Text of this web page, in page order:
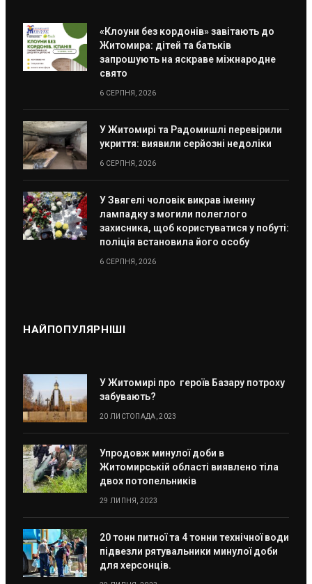
«Клоуни без кордонів» завітають до
Житомира: дітей та батьків
запрошують на яскраве міжнародне
свято
6 СЕРПНЯ, 2026
У Житомирі та Радомишлі перевірили
укриття: виявили серйозні недоліки
6 СЕРПНЯ, 2026
У Звягелі чоловік викрав іменну
лампадку з могили полеглого
захисника, щоб користуватися у побуті:
поліція встановила його особу
6 СЕРПНЯ, 2026
НАЙПОПУЛЯРНІШІ
У Житомирі про героїв Базару потроху
забувають?
20 ЛИСТОПАДА, 2023
Упродовж минулої доби в
Житомирській області виявлено тіла
двох потопельників
29 ЛИПНЯ, 2023
20 тонн питної та 4 тонни технічної води
підвезли рятувальники минулої доби
для херсонців.